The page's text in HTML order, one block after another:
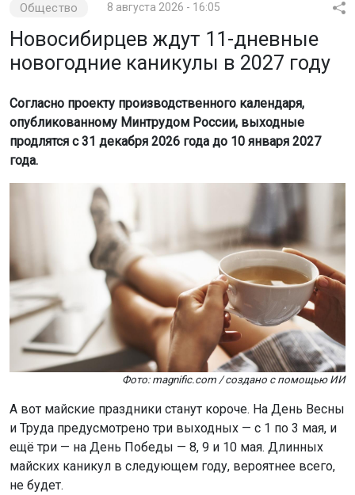
Общество 8 августа 2026 - 16:05
Новосибирцев ждут 11-дневные
новогодние каникулы в 2027 году
Согласно проекту производственного календаря,
опубликованному Минтрудом России, выходные
продлятся с 31 декабря 2026 года до 10 января 2027
года.
Фото: magnific.com / создано с помощью ИИ
А вот майские праздники станут короче. На День Весны
и Труда предусмотрено три выходных — с 1 по 3 мая, и
ещё три — на День Победы — 8, 9 и 10 мая. Длинных
майских каникул в следующем году, вероятнее всего,
не будет.